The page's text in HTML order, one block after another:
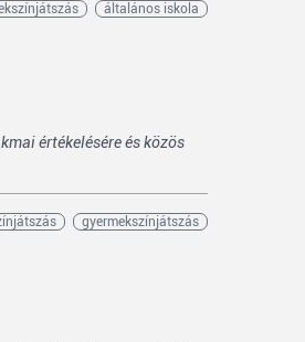
általános iskola
értékelésére és közös
gyermekszínjátszás